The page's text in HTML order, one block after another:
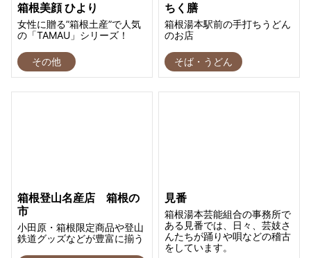
箱根美顔 ひより
女性に贈る”箱根土産”で人気
の「TAMAU」シリーズ！
その他
ちく膳
箱根湯本駅前の手打ちうどん
のお店
そば・うどん
箱根登山名産店 箱根の
市
小田原・箱根限定商品や登山
鉄道グッズなどが豊富に揃う
見番
箱根湯本芸能組合の事務所で
ある見番では、日々、芸妓さ
んたちが踊りや唄などの稽古
をしています。